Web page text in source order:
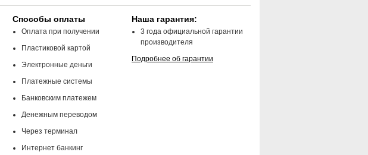
Способы оплаты
Оплата при получении
Пластиковой картой
Электронные деньги
Платежные системы
Банковским платежем
Денежным переводом
Через терминал
Интернет банкинг
Наша гарантия:
3 года официальной гарантии
производителя
Подробнее об гарантии